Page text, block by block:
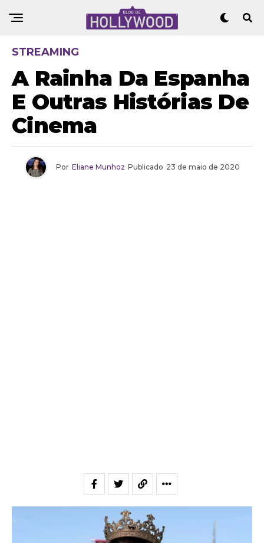
STREAMING
A Rainha Da Espanha
E Outras Histórias De
Cinema
Por Eliane Munhoz Publicado 23 de maio de 2020